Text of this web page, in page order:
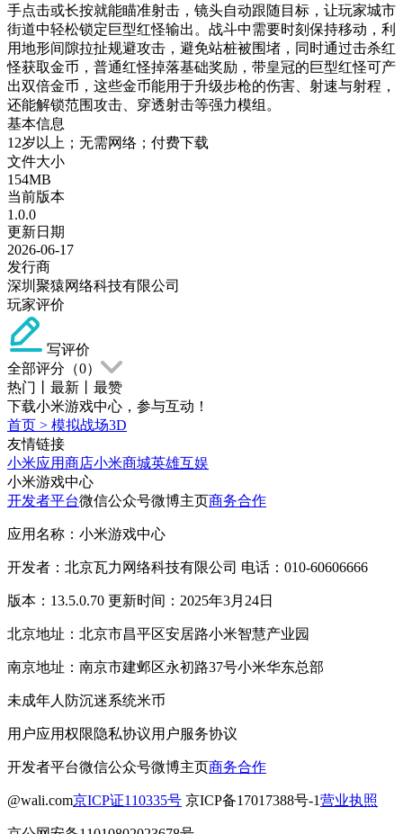
手点击或长按就能瞄准射击，镜头自动跟随目标，让玩家城市
街道中轻松锁定巨型红怪输出。战斗中需要时刻保持移动，利
用地形间隙拉扯规避攻击，避免站桩被围堵，同时通过击杀红
怪获取金币，普通红怪掉落基础奖励，带皇冠的巨型红怪可产
出双倍金币，这些金币能用于升级步枪的伤害、射速与射程，
还能解锁范围攻击、穿透射击等强力模组。
基本信息
12岁以上；无需网络；付费下载
文件大小
154MB
当前版本
1.0.0
更新日期
2026-06-17
发行商
深圳聚猿网络科技有限公司
玩家评价
写评价
全部评分（0）
热门
最新
最赞
下载小米游戏中心，参与互动！
首页 > 模拟战场3D
友情链接
小米应用商店小米商城英雄互娱
小米游戏中心
开发者平台微信公众号微博主页商务合作
应用名称：小米游戏中心
开发者：北京瓦力网络科技有限公司 电话：010-60606666
版本：13.5.0.70 更新时间：2025年3月24日
北京地址：北京市昌平区安居路小米智慧产业园
南京地址：南京市建邺区永初路37号小米华东总部
未成年人防沉迷系统米币
用户应用权限隐私协议用户服务协议
开发者平台微信公众号微博主页商务合作
@wali.com京ICP证110335号 京ICP备17017388号-1营业执照